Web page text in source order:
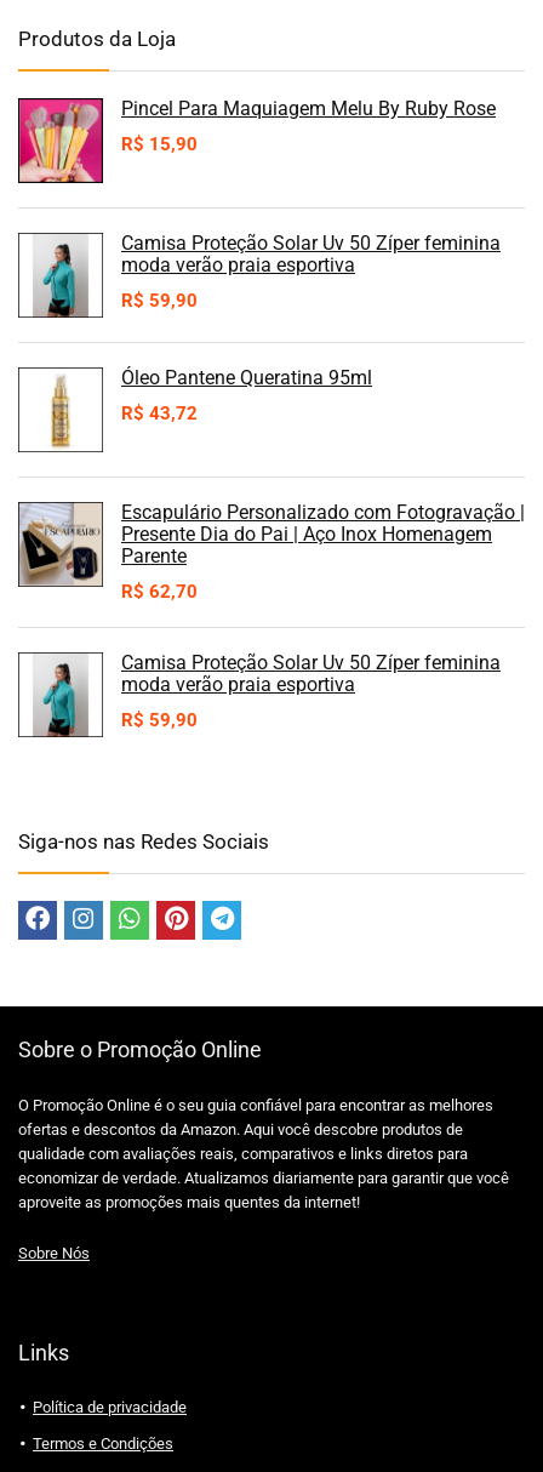
Produtos da Loja
Pincel Para Maquiagem Melu By Ruby Rose
R$ 15,90
Camisa Proteção Solar Uv 50 Zíper feminina
moda verão praia esportiva
R$ 59,90
Óleo Pantene Queratina 95ml
R$ 43,72
Escapulário Personalizado com Fotogravação |
Presente Dia do Pai | Aço Inox Homenagem
Parente
R$ 62,70
Camisa Proteção Solar Uv 50 Zíper feminina
moda verão praia esportiva
R$ 59,90
Siga-nos nas Redes Sociais
Sobre o Promoção Online
O Promoção Online é o seu guia confiável para encontrar as melhores
ofertas e descontos da Amazon. Aqui você descobre produtos de
qualidade com avaliações reais, comparativos e links diretos para
economizar de verdade. Atualizamos diariamente para garantir que você
aproveite as promoções mais quentes da internet!
Sobre Nós
Links
Política de privacidade
Termos e Condições